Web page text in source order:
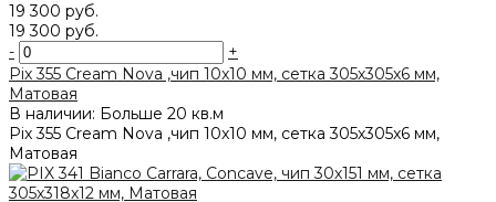
19 300 руб.
19 300 руб.
-
+
Pix 355 Cream Nova ,чип 10x10 мм, сетка 305х305x6 мм,
Матовая
В наличии: Больше 20 кв.м
Pix 355 Cream Nova ,чип 10x10 мм, сетка 305х305x6 мм,
Матовая